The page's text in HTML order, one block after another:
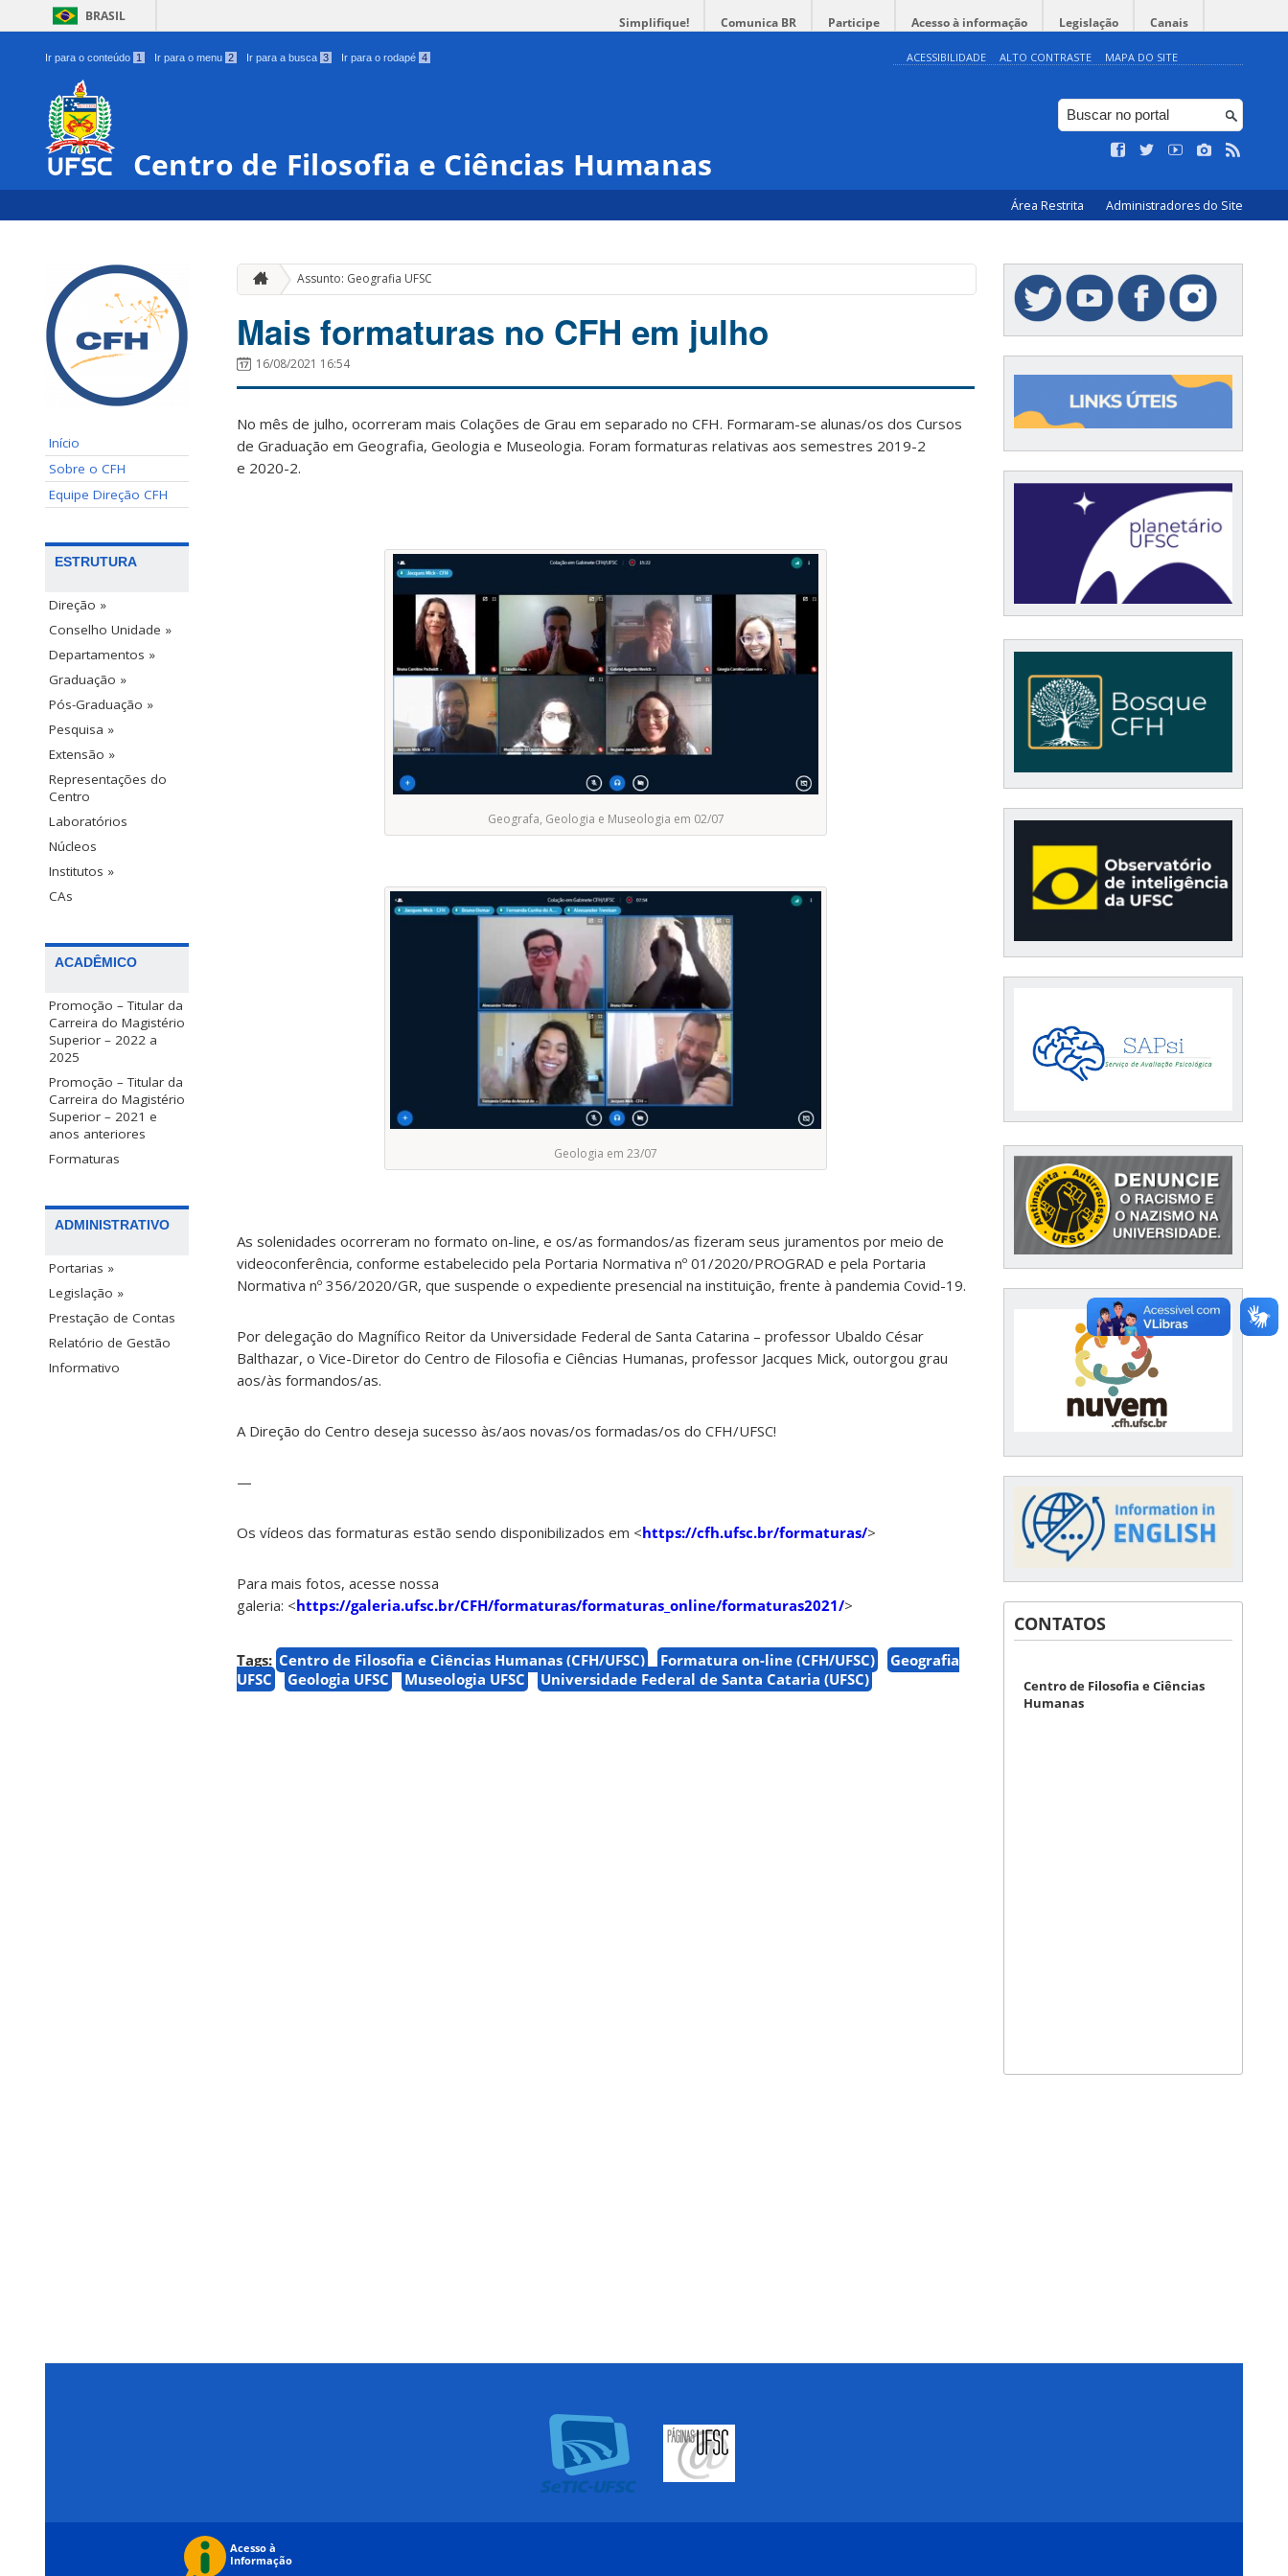
BRASIL Simplifique! Comunica BR Participe Acesso à informação Legislação Canais
Ir para o conteúdo 1 Ir para o menu 2 Ir para a busca 3 Ir para o rodapé 4 ACESSIBILIDADE ALTO CONTRASTE MAPA DO SITE
Centro de Filosofia e Ciências Humanas
Área Restrita Administradores do Site
Início
Sobre o CFH
Equipe Direção CFH
ESTRUTURA
Direção »
Conselho Unidade »
Departamentos »
Graduação »
Pós-Graduação »
Pesquisa »
Extensão »
Representações do
Centro
Laboratórios
Núcleos
Institutos »
CAs
ACADÊMICO
Promoção – Titular da
Carreira do Magistério
Superior – 2022 a
2025
Promoção – Titular da
Carreira do Magistério
Superior – 2021 e
anos anteriores
Formaturas
ADMINISTRATIVO
Portarias »
Legislação »
Prestação de Contas
Relatório de Gestão
Informativo
Assunto: Geografia UFSC
Mais formaturas no CFH em julho
16/08/2021 16:54
No mês de julho, ocorreram mais Colações de Grau em separado no CFH. Formaram-se alunas/os dos Cursos
de Graduação em Geografia, Geologia e Museologia. Foram formaturas relativas aos semestres 2019-2
e 2020-2.
Geografa, Geologia e Museologia em 02/07
Geologia em 23/07
As solenidades ocorreram no formato on-line, e os/as formandos/as fizeram seus juramentos por meio de
videoconferência, conforme estabelecido pela Portaria Normativa nº 01/2020/PROGRAD e pela Portaria
Normativa nº 356/2020/GR, que suspende o expediente presencial na instituição, frente à pandemia Covid-19.
Por delegação do Magnífico Reitor da Universidade Federal de Santa Catarina – professor Ubaldo César
Balthazar, o Vice-Diretor do Centro de Filosofia e Ciências Humanas, professor Jacques Mick, outorgou grau
aos/às formandos/as.
A Direção do Centro deseja sucesso às/aos novas/os formadas/os do CFH/UFSC!
—
Os vídeos das formaturas estão sendo disponibilizados em <https://cfh.ufsc.br/formaturas/>
Para mais fotos, acesse nossa
galeria: <https://galeria.ufsc.br/CFH/formaturas/formaturas_online/formaturas2021/>
Tags: Centro de Filosofia e Ciências Humanas (CFH/UFSC) Formatura on-line (CFH/UFSC)
Geografia
UFSC
Geologia UFSC Museologia UFSC Universidade Federal de Santa Cataria (UFSC)
CONTATOS
Centro de Filosofia e Ciências
Humanas